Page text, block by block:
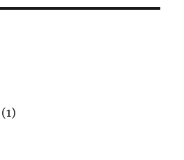
(1)